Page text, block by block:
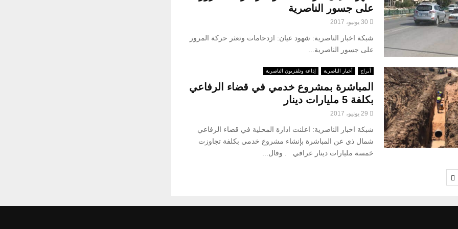
على جسور الناصرية
30 يونيو، 2017
شبكة اخبار الناصرية: شهود عيان: ازدحامات وتعثر حركة المرور
على جسور الناصرية...
أبراج أخبار الناصرية إذاعة وتلفزيون الناصرية
‏المباشرة بمشروع خدمي في قضاء الرفاعي
بكلفة 5 مليارات دينار
29 يونيو، 2017
شبكة اخبار الناصرية: اعلنت ادارة المحلية في قضاء الرفاعي
شمال ذي عن المباشرة بإنشاء مشروع خدمي بكلفة تجاوزت
خمسة مليارات دينار عراقي . وقال...